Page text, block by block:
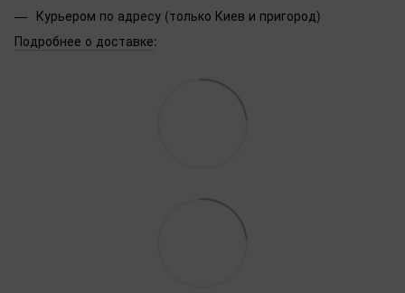
Курьером по адресу (только Киев и пригород)
Подробнее о доставке: